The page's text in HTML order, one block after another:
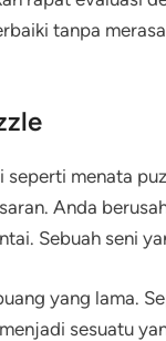
tanpa
menata
Anda
Sebuah seni
yang lama.
sesuatu